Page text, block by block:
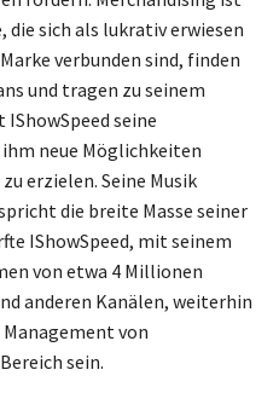
sich als lukrativ erwiesen
verbunden sind, finden
und tragen zu seinem
seine
neue Möglichkeiten
erzielen. Seine Musik
die breite Masse seiner
IShowSpeed, mit seinem
von etwa 4 Millionen
anderen Kanälen, weiterhin
von
sein.